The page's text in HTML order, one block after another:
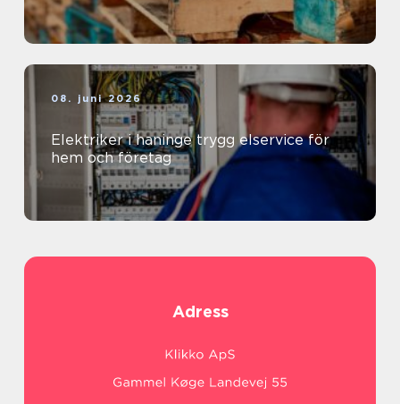
08. juni 2026
Elektriker i haninge trygg elservice för
hem och företag
Adress